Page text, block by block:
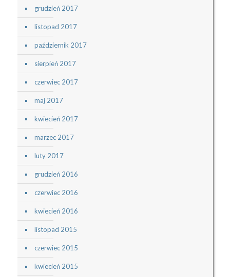
grudzień 2017
listopad 2017
październik 2017
sierpień 2017
czerwiec 2017
maj 2017
kwiecień 2017
marzec 2017
luty 2017
grudzień 2016
czerwiec 2016
kwiecień 2016
listopad 2015
czerwiec 2015
kwiecień 2015